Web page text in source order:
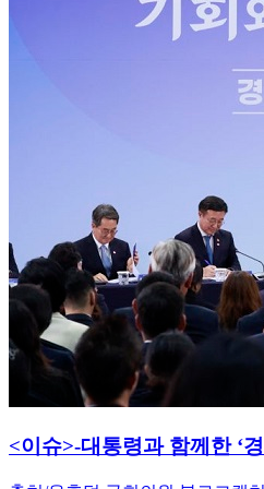
<이슈>-대통령과 함께한 ‘